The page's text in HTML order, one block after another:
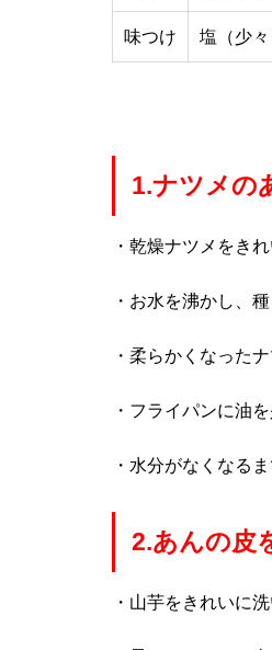
味つけ 塩（少
1.ナツメの
・乾燥ナツメをき
・お水を沸かし、
・柔らかくなった
・フライパンに油
・水分がなくなる
2.あんの皮
・山芋をきれいに